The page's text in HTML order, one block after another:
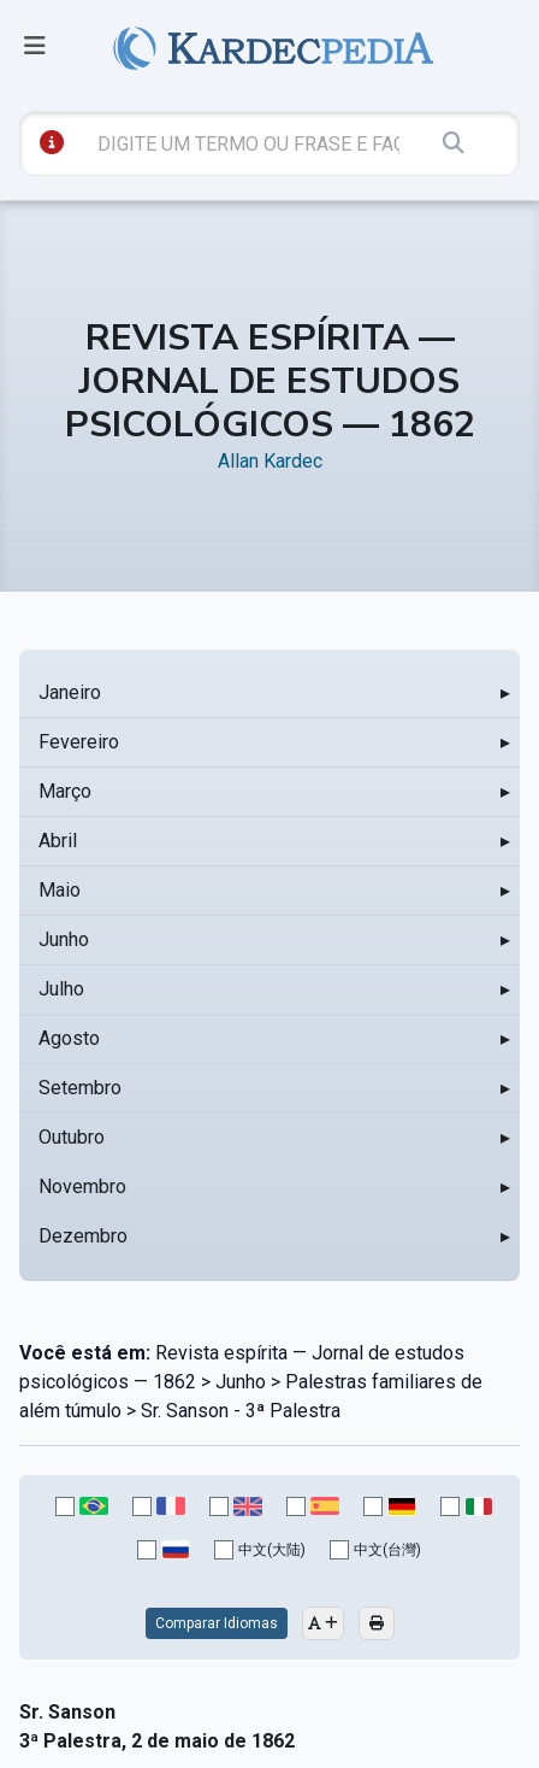
REVISTA ESPÍRITA —
JORNAL DE ESTUDOS
PSICOLÓGICOS — 1862
Allan Kardec
Janeiro ▸
Fevereiro ▸
Março ▸
Abril ▸
Maio ▸
Junho ▸
Julho ▸
Agosto ▸
Setembro ▸
Outubro ▸
Novembro ▸
Dezembro ▸
Você está em: Revista espírita — Jornal de estudos
psicológicos — 1862 > Junho > Palestras familiares de
além túmulo > Sr. Sanson - 3ª Palestra
中文(大陆) 中文(台灣)
Comparar Idiomas
Sr. Sanson
3ª Palestra, 2 de maio de 1862